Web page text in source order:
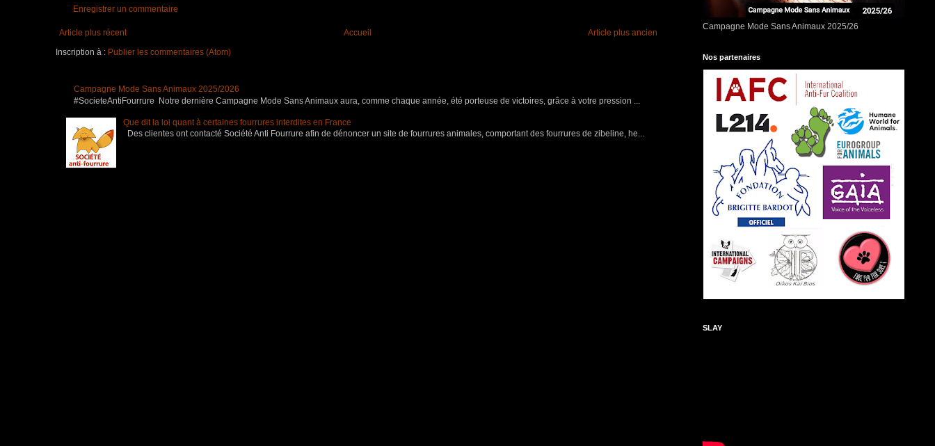
Enregistrer un commentaire
Article plus récent Article plus ancien
Accueil
Inscription à : Publier les commentaires (Atom)
Campagne Mode Sans Animaux 2025/2026
#SocieteAntiFourrure Notre dernière Campagne Mode Sans Animaux aura, comme chaque année, été porteuse de victoires, grâce à votre pression ...
Que dit la loi quant à certaines fourrures interdites en France
Des clientes ont contacté Société Anti Fourrure afin de dénoncer un site de fourrures animales, comportant des fourrures de zibeline, he...
Campagne Mode Sans Animaux 2025/26
Nos partenaires
SLAY